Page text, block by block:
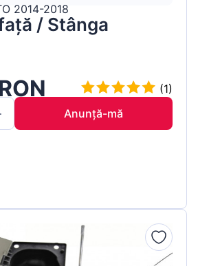
2014-2018
/ Stânga
(1)
Anunță-mă